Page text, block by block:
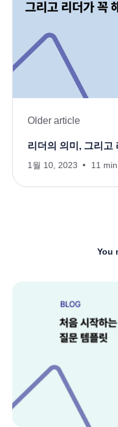
Older article
리더의 의미, 그리고
1월 10, 2023 11
You